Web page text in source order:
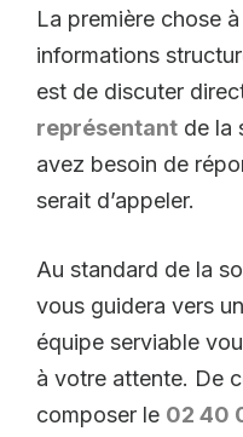
La première chose
informations
est de discuter
représentant de la
avez besoin de
serait d’appeler.
Au standard de la
vous guidera vers
équipe serviable
à votre attente. De
composer le 02 40